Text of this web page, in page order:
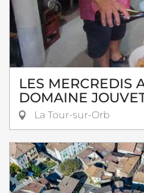
LES MERCREDIS
DOMAINE
La Tour-sur-Orb